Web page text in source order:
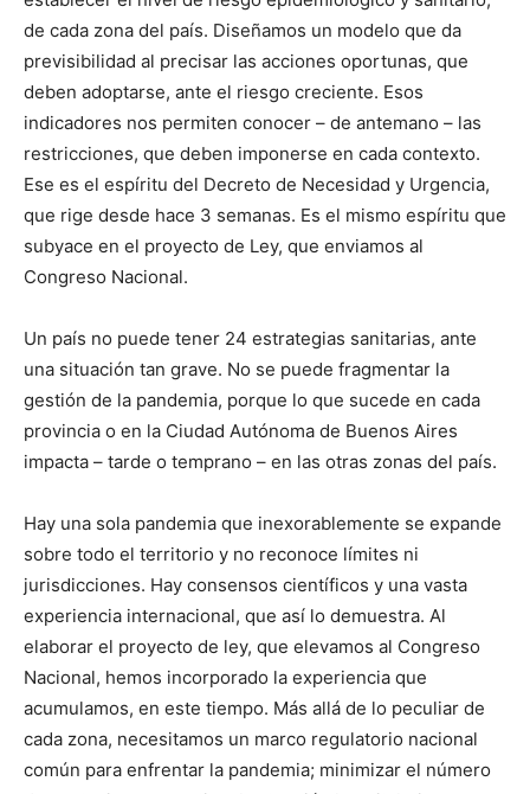
de cada zona del país. Diseñamos un modelo que da
previsibilidad al precisar las acciones oportunas, que
deben adoptarse, ante el riesgo creciente. Esos
indicadores nos permiten conocer – de antemano – las
restricciones, que deben imponerse en cada contexto.
Ese es el espíritu del Decreto de Necesidad y Urgencia,
que rige desde hace 3 semanas. Es el mismo espíritu que
subyace en el proyecto de Ley, que enviamos al
Congreso Nacional.
Un país no puede tener 24 estrategias sanitarias, ante
una situación tan grave. No se puede fragmentar la
gestión de la pandemia, porque lo que sucede en cada
provincia o en la Ciudad Autónoma de Buenos Aires
impacta – tarde o temprano – en las otras zonas del país.
Hay una sola pandemia que inexorablemente se expande
sobre todo el territorio y no reconoce límites ni
jurisdicciones. Hay consensos científicos y una vasta
experiencia internacional, que así lo demuestra. Al
elaborar el proyecto de ley, que elevamos al Congreso
Nacional, hemos incorporado la experiencia que
acumulamos, en este tiempo. Más allá de lo peculiar de
cada zona, necesitamos un marco regulatorio nacional
común para enfrentar la pandemia; minimizar el número